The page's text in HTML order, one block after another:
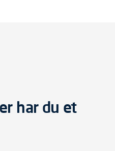
har du et